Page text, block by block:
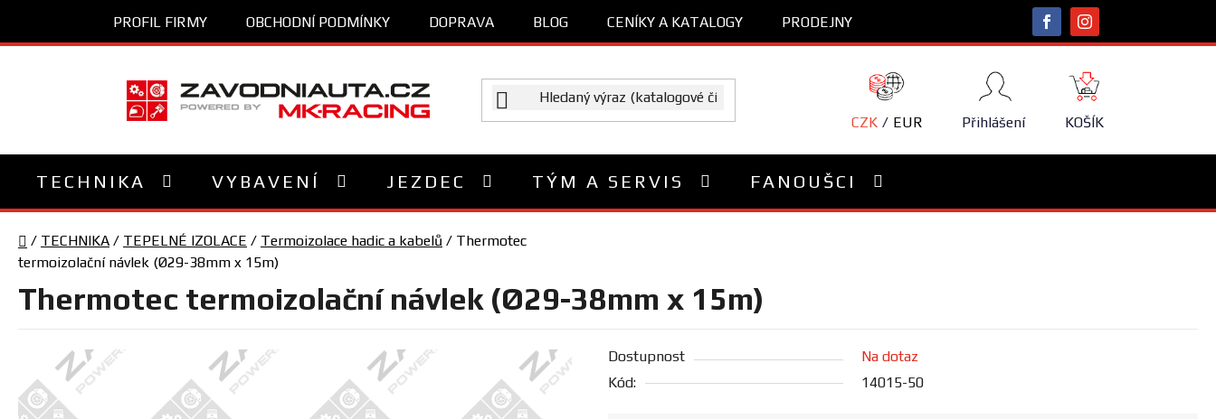
obsah
PROFIL FIRMY OBCHODNÍ PODMÍNKY DOPRAVA BLOG CENÍKY A KATALOGY PRODEJNY
CZK EUR Přihlášení
NÁKUPNÍ
KOŠÍK
KOŠÍK
TECHNIKA VYBAVENÍ JEZDEC TÝM A SERVIS FANOUŠCI
Domů
/ TECHNIKA / TEPELNÉ IZOLACE / Termoizolace hadic a kabelů / Thermotec
termoizolační návlek (Ø29-38mm x 15m)
Thermotec termoizolační návlek (Ø29-38mm x 15m)
Dostupnost
Na dotaz
Kód:
14015-50